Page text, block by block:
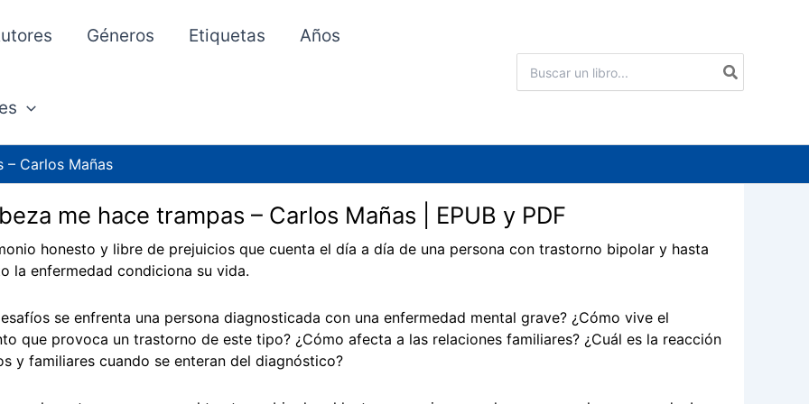
Géneros Etiquetas Años
por:
– Carlos Mañas
me hace trampas – Carlos Mañas | EPUB y PDF
honesto y libre de prejuicios que cuenta el día a día de una persona con trastorno bipolar y hasta
la enfermedad condiciona su vida.
se enfrenta una persona diagnosticada con una enfermedad mental grave? ¿Cómo vive el
que provoca un trastorno de este tipo? ¿Cómo afecta a las relaciones familiares? ¿Cuál es la reacción
y familiares cuando se enteran del diagnóstico?